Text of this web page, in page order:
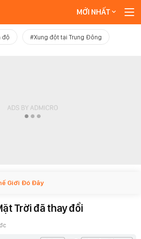
MỚI NHẤT
độ #Xung đột tại Trung Đông
Giới Đó Đây
Trời đã thay đổi